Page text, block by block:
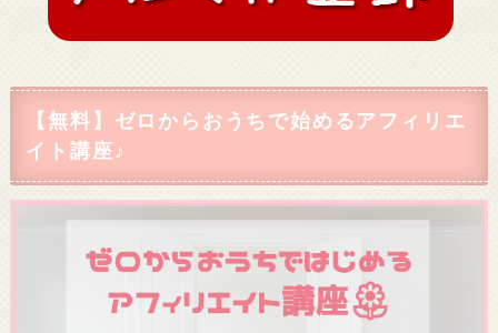
【無料】ゼロからおうちで始めるアフィリエ
イト講座♪